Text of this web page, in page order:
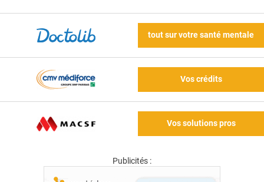
tout sur votre santé mentale
Vos crédits
Vos solutions pros
Publicités :